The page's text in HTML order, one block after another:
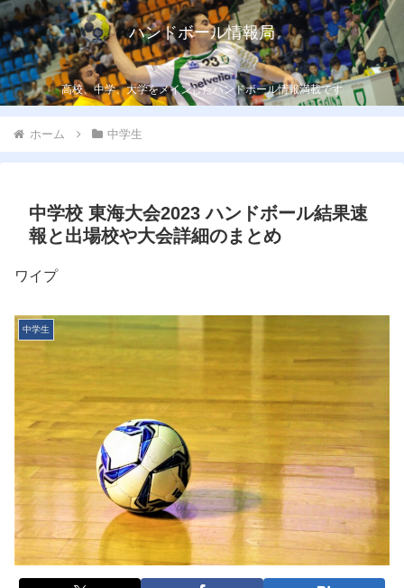
ハンドボール情報局
高校、中学、大学をメインしたハンドボール情報満載です
ホーム 中学生
中学校 東海大会2023 ハンドボール結果速
報と出場校や大会詳細のまとめ
ワイプ
中学生